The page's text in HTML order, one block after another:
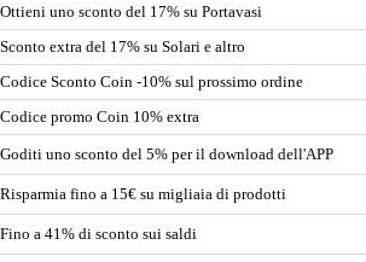
Ottieni uno sconto del 17% su Portavasi
Sconto extra del 17% su Solari e altro
Codice Sconto Coin -10% sul prossimo ordine
Codice promo Coin 10% extra
Goditi uno sconto del 5% per il download dell'APP
Risparmia fino a 15€ su migliaia di prodotti
Fino a 41% di sconto sui saldi